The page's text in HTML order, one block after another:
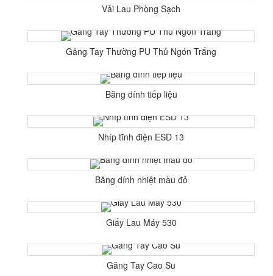
Vải Lau Phòng Sạch
Găng Tay Thường PU Thủ Ngón Trắng
Băng dính tiếp liệu
Nhíp tĩnh điện ESD 13
Băng dính nhiệt màu đỏ
Giấy Lau Máy 530
Găng Tay Cao Su